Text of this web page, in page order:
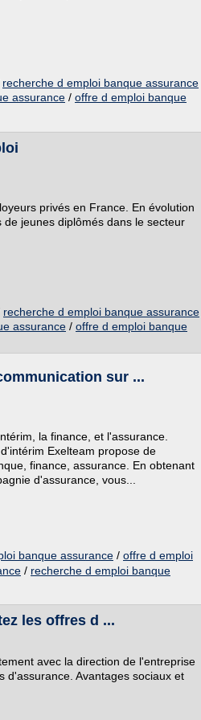
recherche d emploi banque assurance
assurance / offre d emploi banque
privés en France. En évolution
jeunes diplômés dans le secteur
recherche d emploi banque assurance
assurance / offre d emploi banque
sur ...
la finance, et l'assurance.
Exelteam propose de
finance, assurance. En obtenant
d'assurance, vous...
banque assurance / offre d emploi
/ recherche d emploi banque
les offres d ...
avec la direction de l'entreprise
d'assurance. Avantages sociaux et